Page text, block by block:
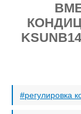
регулировка